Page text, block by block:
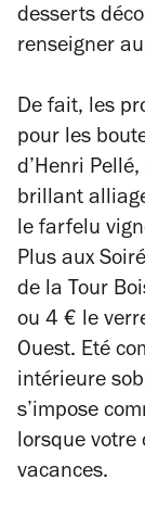
desserts
renseigner
De fait, les
pour les
d’Henri
brillant
le farfelu
Plus aux
de la Tour
ou 4 € le
Ouest. Eté
intérieure
s’impose
lorsque votre
vacances.